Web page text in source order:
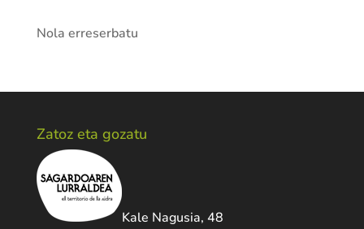
Nola erreserbatu
Zatoz eta gozatu
Kale Nagusia, 48